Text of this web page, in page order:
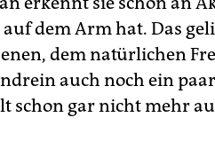
dem Arm hat. Das
dem natürlichen
auch noch ein
schon gar nicht mehr